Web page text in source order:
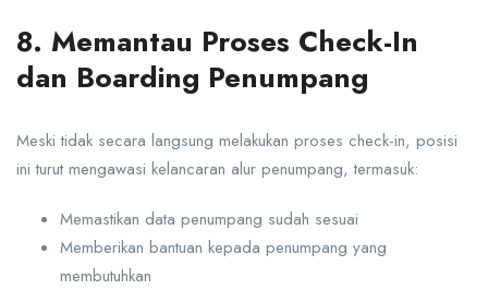
8. Memantau Proses Check-In
dan Boarding Penumpang
Meski tidak secara langsung melakukan proses check-in, posisi
ini turut mengawasi kelancaran alur penumpang, termasuk:
Memastikan data penumpang sudah sesuai
Memberikan bantuan kepada penumpang yang
membutuhkan